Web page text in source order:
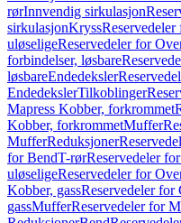
rørInnvendig sirkulasjon
sirkulasjonKryss
uløseligeReservedeler for
forbindelser, løsbare
løsbareEndedeksler
EndedekslerTilkoblinger
Mapress Kobber, forkrommet
Kobber, forkrommetMuffer
MufferReduksjoner
for BendT-rørReservedeler
uløseligeReservedeler for
Kobber, gassReservedeler for
gassMufferReservedeler for